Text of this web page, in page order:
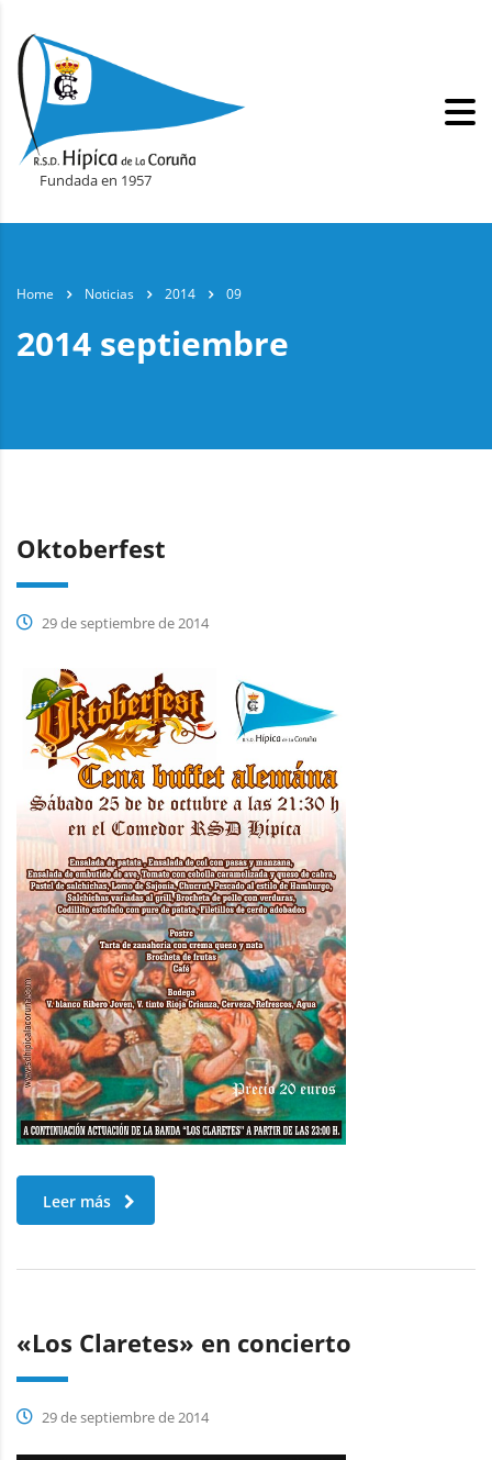
Fundada en 1957
Home Noticias 2014 09
2014 septiembre
Oktoberfest
29 de septiembre de 2014
Leer más
«Los Claretes» en concierto
29 de septiembre de 2014